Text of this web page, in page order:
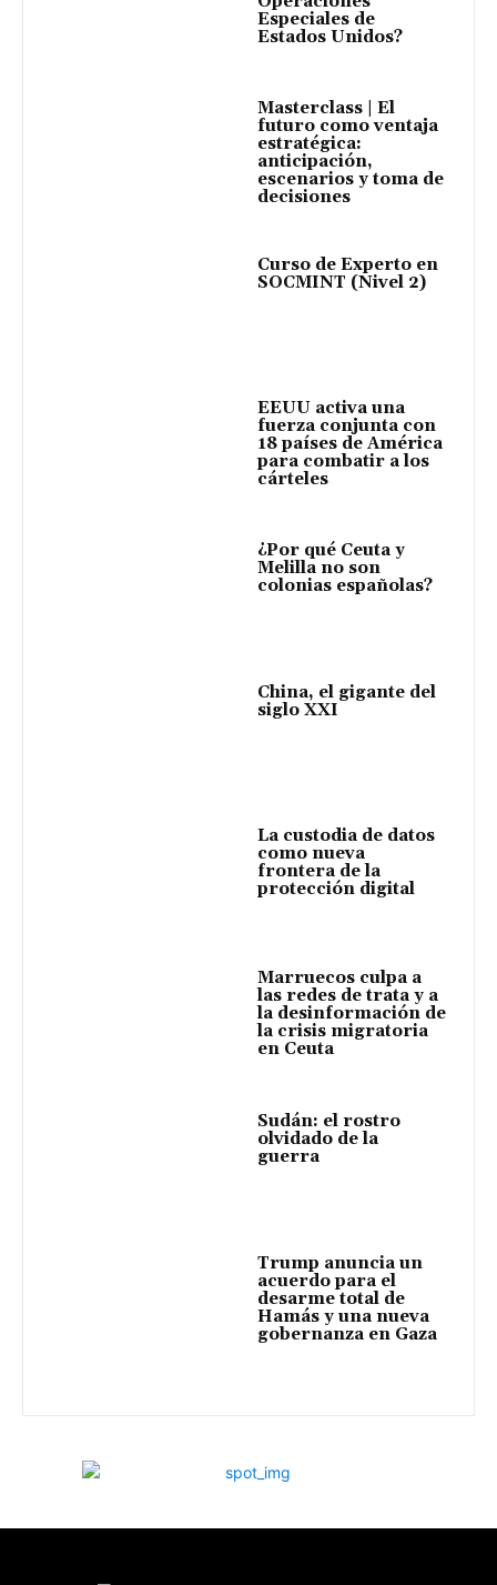
Especiales de
Estados Unidos?
Masterclass | El
futuro como ventaja
estratégica:
anticipación,
escenarios y toma de
decisiones
Curso de Experto en
SOCMINT (Nivel 2)
EEUU activa una
fuerza conjunta con
18 países de América
para combatir a los
cárteles
¿Por qué Ceuta y
Melilla no son
colonias españolas?
China, el gigante del
siglo XXI
La custodia de datos
como nueva
frontera de la
protección digital
Marruecos culpa a
las redes de trata y a
la desinformación de
la crisis migratoria
en Ceuta
Sudán: el rostro
olvidado de la
guerra
Trump anuncia un
acuerdo para el
desarme total de
Hamás y una nueva
gobernanza en Gaza